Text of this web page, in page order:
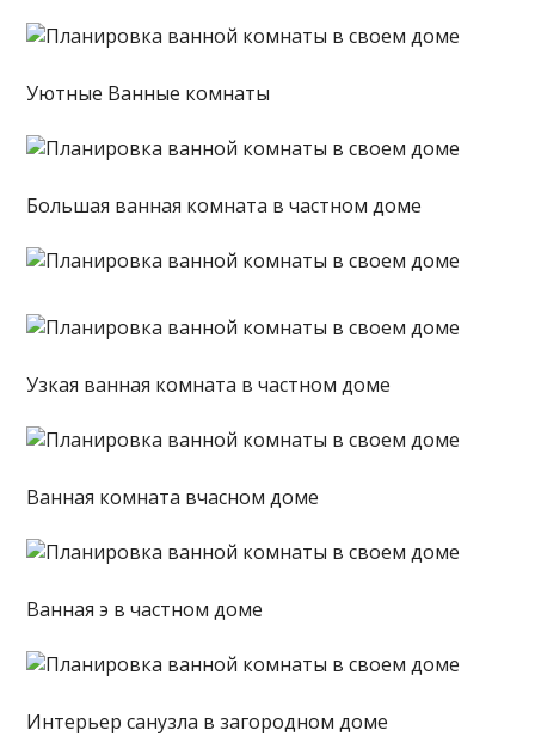
Уютные Ванные комнаты
Большая ванная комната в частном доме
Узкая ванная комната в частном доме
Ванная комната вчасном доме
Ванная э в частном доме
Интерьер санузла в загородном доме